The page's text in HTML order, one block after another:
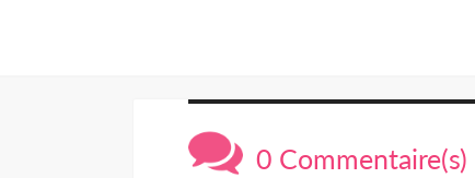
0 Commentaire(s)